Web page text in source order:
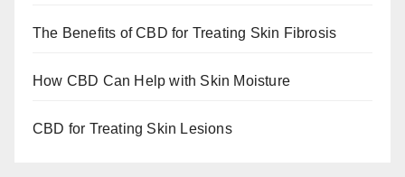
The Benefits of CBD for Treating Skin Fibrosis
How CBD Can Help with Skin Moisture
CBD for Treating Skin Lesions